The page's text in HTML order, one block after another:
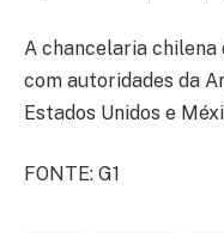
A chancelaria chilena
com autoridades da
Estados Unidos e
FONTE: G1